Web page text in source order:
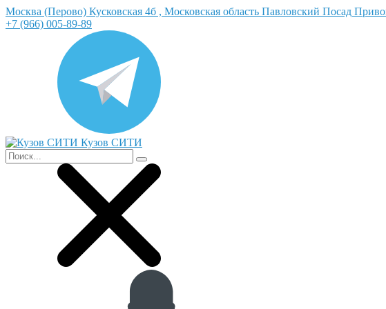
Москва (Перово) Кусковская 4б , Московская область Павловский Посад
+7 (966) 005-89-89
Кузов СИТИ